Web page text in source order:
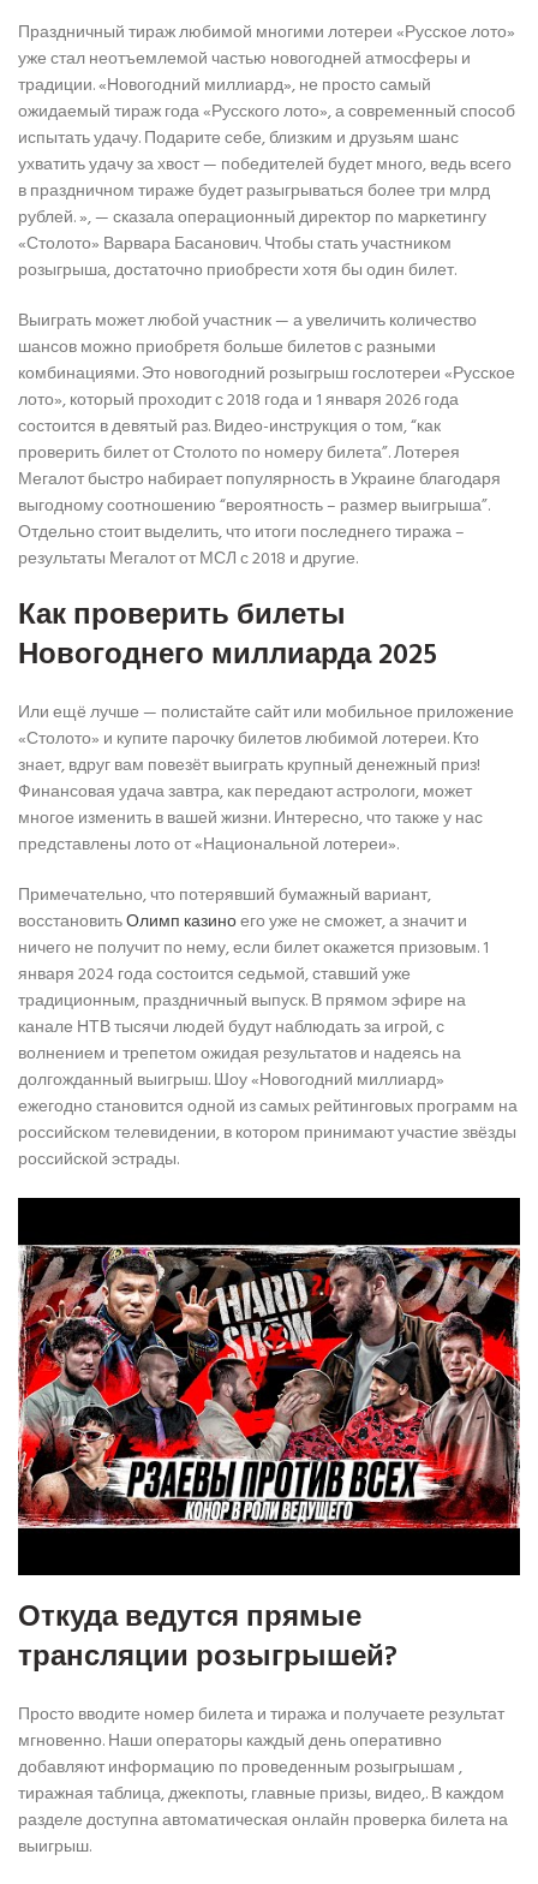
Праздничный тираж любимой многими лотереи «Русское лото»
уже стал неотъемлемой частью новогодней атмосферы и
традиции. «Новогодний миллиард», не просто самый
ожидаемый тираж года «Русского лото», а современный способ
испытать удачу. Подарите себе, близким и друзьям шанс
ухватить удачу за хвост — победителей будет много, ведь всего
в праздничном тираже будет разыгрываться более три млрд
рублей. », — сказала операционный директор по маркетингу
«Столото» Варвара Басанович. Чтобы стать участником
розыгрыша, достаточно приобрести хотя бы один билет.
Выиграть может любой участник — а увеличить количество
шансов можно приобретя больше билетов с разными
комбинациями. Это новогодний розыгрыш гослотереи «Русское
лото», который проходит с 2018 года и 1 января 2026 года
состоится в девятый раз. Видео-инструкция о том, “как
проверить билет от Столото по номеру билета”. Лотерея
Мегалот быстро набирает популярность в Украине благодаря
выгодному соотношению “вероятность – размер выигрыша”.
Отдельно стоит выделить, что итоги последнего тиража –
результаты Мегалот от МСЛ с 2018 и другие.
Как проверить билеты
Новогоднего миллиарда 2025
Или ещё лучше — полистайте сайт или мобильное приложение
«Столото» и купите парочку билетов любимой лотереи. Кто
знает, вдруг вам повезёт выиграть крупный денежный приз!
Финансовая удача завтра, как передают астрологи, может
многое изменить в вашей жизни. Интересно, что также у нас
представлены лото от «Национальной лотереи».
Примечательно, что потерявший бумажный вариант,
восстановитьОлимп казиноего уже не сможет, а значит и
ничего не получит по нему, если билет окажется призовым. 1
января 2024 года состоится седьмой, ставший уже
традиционным, праздничный выпуск. В прямом эфире на
канале НТВ тысячи людей будут наблюдать за игрой, с
волнением и трепетом ожидая результатов и надеясь на
долгожданный выигрыш. Шоу «Новогодний миллиард»
ежегодно становится одной из самых рейтинговых программ на
российском телевидении, в котором принимают участие звёзды
российской эстрады.
Откуда ведутся прямые
трансляции розыгрышей?
Просто вводите номер билета и тиража и получаете результат
мгновенно. Наши операторы каждый день оперативно
добавляют информацию по проведенным розыгрышам ,
тиражная таблица, джекпоты, главные призы, видео,. В каждом
разделе доступна автоматическая онлайн проверка билета на
выигрыш.